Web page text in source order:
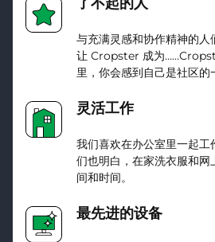
与充满灵感和协作精神的人
让 Cropster 成为
里，你会感到自己是社区的
灵活工作
我们喜欢在办公室里一起工
们也明白，在家洗衣服和网
间和时间。
最先进的设备